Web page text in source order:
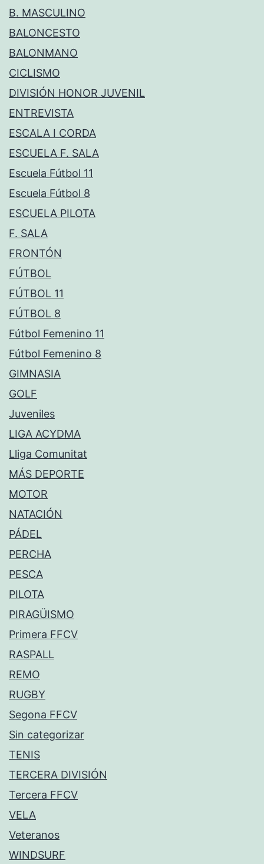
B. MASCULINO
BALONCESTO
BALONMANO
CICLISMO
DIVISIÓN HONOR JUVENIL
ENTREVISTA
ESCALA I CORDA
ESCUELA F. SALA
Escuela Fútbol 11
Escuela Fútbol 8
ESCUELA PILOTA
F. SALA
FRONTÓN
FÚTBOL
FÚTBOL 11
FÚTBOL 8
Fútbol Femenino 11
Fútbol Femenino 8
GIMNASIA
GOLF
Juveniles
LIGA ACYDMA
Lliga Comunitat
MÁS DEPORTE
MOTOR
NATACIÓN
PÁDEL
PERCHA
PESCA
PILOTA
PIRAGÜISMO
Primera FFCV
RASPALL
REMO
RUGBY
Segona FFCV
Sin categorizar
TENIS
TERCERA DIVISIÓN
Tercera FFCV
VELA
Veteranos
WINDSURF